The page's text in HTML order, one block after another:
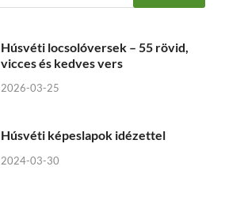
Húsvéti locsolóversek – 55 rövid,
vicces és kedves vers
2026-03-25
Húsvéti képeslapok idézettel
2024-03-30